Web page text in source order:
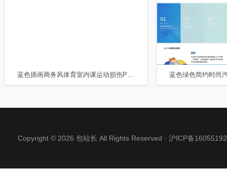
蓝色插画商务风体育室内课运动损伤PPT课件PPT模板
Copyright © 2026 包站长 All Rights Reserved · 沪ICP备